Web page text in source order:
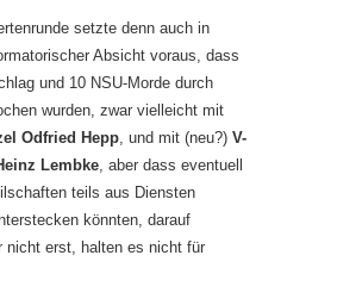
setzte denn auch in
Absicht voraus, dass
und 10 NSU-Morde durch
wurden, zwar vielleicht mit
Odfried Hepp , und mit (neu?) V-
Lembke , aber dass eventuell
teils aus Diensten
könnten, darauf
nicht erst, halten es nicht für